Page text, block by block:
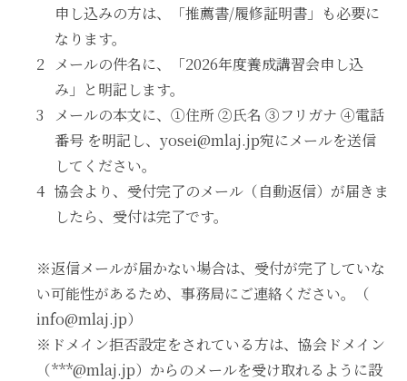
申し込みの方は、「推薦書/履修証明書」も必要に
なります。
メールの件名に、「2026年度養成講習会申し込
み」と明記します。
メールの本文に、①住所 ②氏名 ③フリガナ ④電話
番号 を明記し、yosei@mlaj.jp宛にメールを送信
してください。
協会より、受付完了のメール（自動返信）が届きま
したら、受付は完了です。
※返信メールが届かない場合は、受付が完了していな
い可能性があるため、事務局にご連絡ください。（
info@mlaj.jp）
※ドメイン拒否設定をされている方は、協会ドメイン
（***@mlaj.jp）からのメールを受け取れるように設